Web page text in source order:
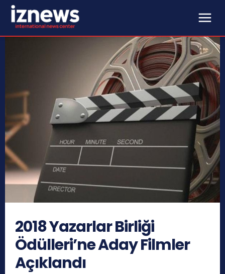
2018 Yazarlar Birliği
Ödülleri’ne Aday Filmler
Açıklandı